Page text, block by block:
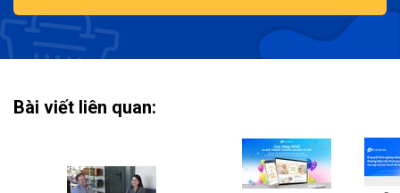
Bài viết liên quan: